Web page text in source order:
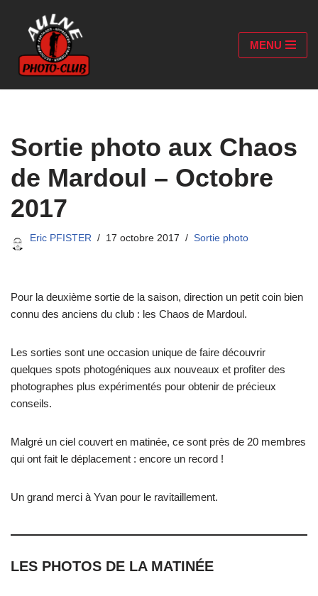
Aller
au
contenu
MENU
Sortie photo aux Chaos
de Mardoul – Octobre
2017
Eric PFISTER 17 octobre 2017 Sortie photo
Pour la deuxième sortie de la saison, direction un petit coin bien
connu des anciens du club : les Chaos de Mardoul.
Les sorties sont une occasion unique de faire découvrir
quelques spots photogéniques aux nouveaux et profiter des
photographes plus expérimentés pour obtenir de précieux
conseils.
Malgré un ciel couvert en matinée, ce sont près de 20 membres
qui ont fait le déplacement : encore un record !
Un grand merci à Yvan pour le ravitaillement.
LES PHOTOS DE LA MATINÉE